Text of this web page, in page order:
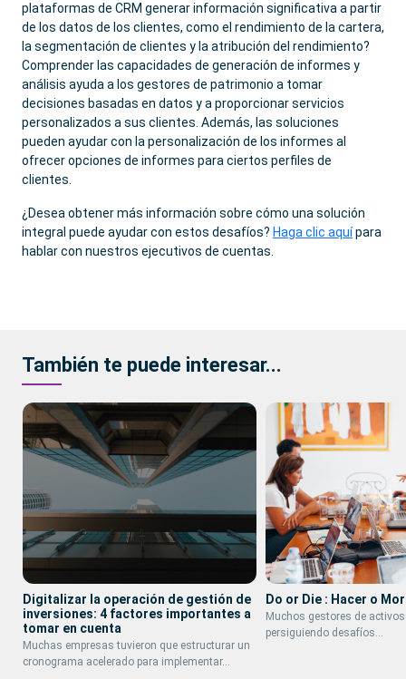
plataformas de CRM generar información significativa a partir
de los datos de los clientes, como el rendimiento de la cartera,
la segmentación de clientes y la atribución del rendimiento?
Comprender las capacidades de generación de informes y
análisis ayuda a los gestores de patrimonio a tomar
decisiones basadas en datos y a proporcionar servicios
personalizados a sus clientes. Además, las soluciones
pueden ayudar con la personalización de los informes al
ofrecer opciones de informes para ciertos perfiles de
clientes.
¿Desea obtener más información sobre cómo una solución
integral puede ayudar con estos desafíos? Haga clic aquípara
hablar con nuestros ejecutivos de cuentas.
También te puede interesar...
Digitalizar la operación de gestión de
inversiones: 4 factores importantes a
tomar en cuenta
Muchas empresas tuvieron que estructurar un
cronograma acelerado para implementar…
Do or Die : Hacer o
Muchos gestores de
persiguiendo desafíos…